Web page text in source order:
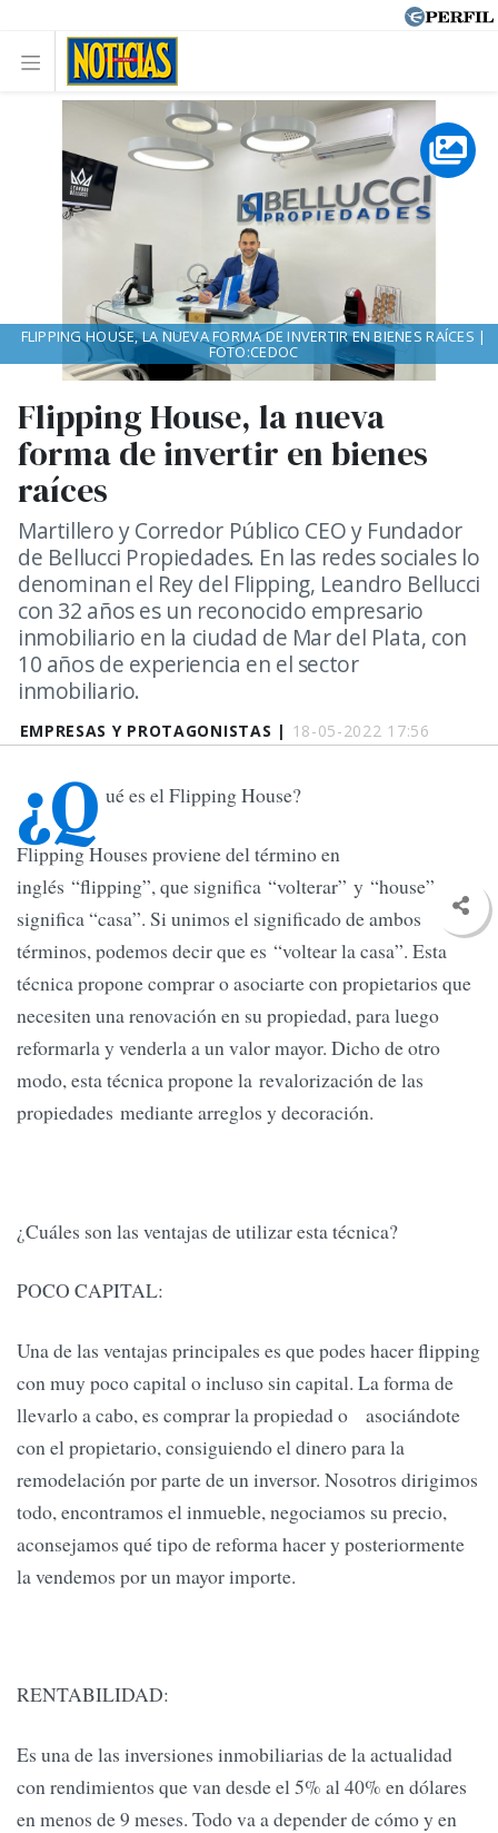
EMPRESAS Y PROTAGONISTAS | 18-05-2022 17:56
Flipping House, la nueva
forma de invertir en bienes
raíces
Martillero y Corredor Público CEO y Fundador
de Bellucci Propiedades. En las redes sociales lo
denominan el Rey del Flipping, Leandro Bellucci
con 32 años es un reconocido empresario
inmobiliario en la ciudad de Mar del Plata, con
10 años de experiencia en el sector
inmobiliario.
FLIPPING HOUSE, LA NUEVA FORMA DE INVERTIR EN BIENES RAÍCES |
FOTO:CEDOC
¿Q ué es el Flipping House?
Flipping Houses proviene del término en
inglés “flipping”, que significa “volterar” y “house”
significa “casa”. Si unimos el significado de ambos
términos, podemos decir que es “voltear la casa”. Esta
técnica propone comprar o asociarte con propietarios que
necesiten una renovación en su propiedad, para luego
reformarla y venderla a un valor mayor. Dicho de otro
modo, esta técnica propone la revalorización de las
propiedades mediante arreglos y decoración.
¿Cuáles son las ventajas de utilizar esta técnica?
POCO CAPITAL:
Una de las ventajas principales es que podes hacer flipping
con muy poco capital o incluso sin capital. La forma de
llevarlo a cabo, es comprar la propiedad o asociándote
con el propietario, consiguiendo el dinero para la
remodelación por parte de un inversor. Nosotros dirigimos
todo, encontramos el inmueble, negociamos su precio,
aconsejamos qué tipo de reforma hacer y posteriormente
la vendemos por un mayor importe.
RENTABILIDAD:
Es una de las inversiones inmobiliarias de la actualidad
con rendimientos que van desde el 5% al 40% en dólares
en menos de 9 meses. Todo va a depender de cómo y en